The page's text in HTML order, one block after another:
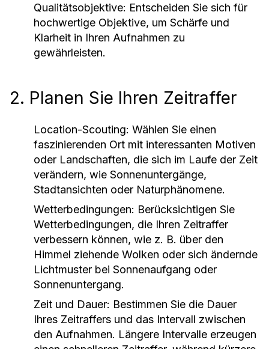
Qualitätsobjektive: Entscheiden Sie sich für
hochwertige Objektive, um Schärfe und
Klarheit in Ihren Aufnahmen zu
gewährleisten.
2. Planen Sie Ihren Zeitraffer
Location-Scouting: Wählen Sie einen
faszinierenden Ort mit interessanten Motiven
oder Landschaften, die sich im Laufe der Zeit
verändern, wie Sonnenuntergänge,
Stadtansichten oder Naturphänomene.
Wetterbedingungen: Berücksichtigen Sie
Wetterbedingungen, die Ihren Zeitraffer
verbessern können, wie z. B. über den
Himmel ziehende Wolken oder sich ändernde
Lichtmuster bei Sonnenaufgang oder
Sonnenuntergang.
Zeit und Dauer: Bestimmen Sie die Dauer
Ihres Zeitraffers und das Intervall zwischen
den Aufnahmen. Längere Intervalle erzeugen